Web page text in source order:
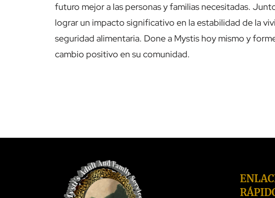
futuro mejor a las personas y familias necesitadas.
lograr un impacto significativo en la estabilidad de la
seguridad alimentaria. Done a Mystis hoy mismo y
cambio positivo en su comunidad.